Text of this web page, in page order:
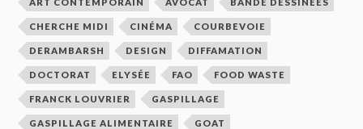
CHERCHE MIDI CINÉMA COURBEVOIE
DERAMBARSH DESIGN DIFFAMATION
DOCTORAT ELYSÉE FAO FOOD WASTE
FRANCK LOUVRIER GASPILLAGE
GASPILLAGE ALIMENTAIRE GOAT